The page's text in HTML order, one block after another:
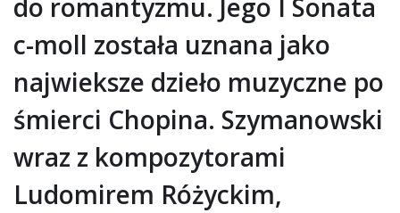
do romantyzmu. Jego I Sonata
c-moll została uznana jako
najwieksze dzieło muzyczne po
śmierci Chopina. Szymanowski
wraz z kompozytorami
Ludomirem Różyckim,